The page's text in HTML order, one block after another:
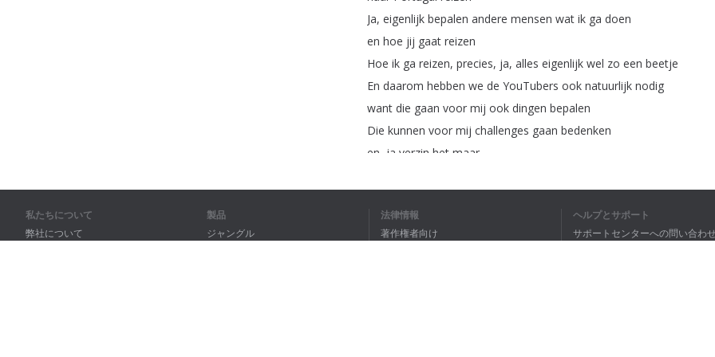
Ja, eigenlijk bepalen andere mensen wat ik ga doen
en hoe jij gaat reizen
Hoe ik ga reizen, precies, ja, alles eigenlijk wel zo een beetje
En daarom hebben we de YouTubers ook natuurlijk nodig
want die gaan voor mij ook dingen bepalen
Die kunnen voor mij challenges gaan bedenken
en ja verzin het maar
gaat reizen noem het maar op
en onderweg kunnen jullie challenges voor hem bedenken,oftewel
私たちについて
弊社について
製品
ジャングル
法律情報
著作権者向け
ヘルプとサポート
サポートセンターへの問い合わ